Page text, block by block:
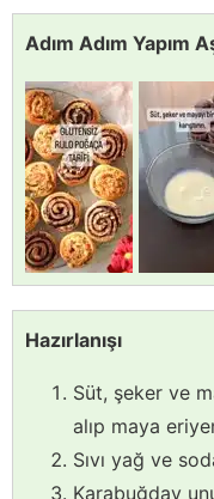
Adım Adım Yapım
Hazırlanışı
Süt, şeker ve
alıp maya
Sıvı yağ ve
Karabuğday